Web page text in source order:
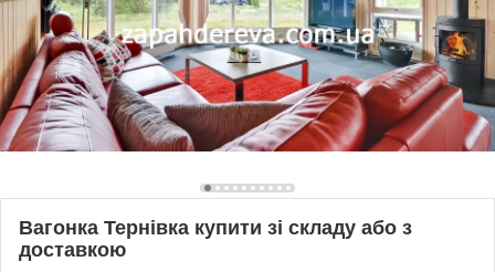
Вагонка Тернівка купити зі складу або з
доставкою